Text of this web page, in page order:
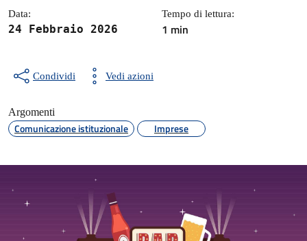
Data:
24 Febbraio 2026
Tempo di lettura:
1 min
Condividi Vedi azioni
Argomenti
Comunicazione istituzionale Imprese